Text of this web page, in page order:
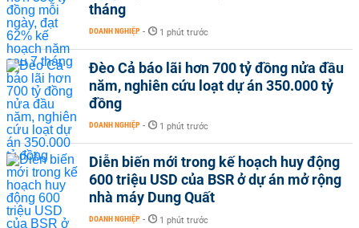
tháng
DOANH NGHIỆP - 1 phút trước
Đèo Cả báo lãi hơn 700 tỷ đồng nửa đầu
năm, nghiên cứu loạt dự án 350.000 tỷ
đồng
DOANH NGHIỆP - 1 phút trước
Diễn biến mới trong kế hoạch huy động
600 triệu USD của BSR ở dự án mở rộng
nhà máy Dung Quất
DOANH NGHIỆP - 1 phút trước